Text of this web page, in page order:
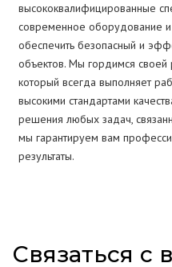
высококвалифицированные
современное оборудование
обеспечить безопасный и
объектов. Мы гордимся своей
который всегда выполняет
высокими стандартами
решения любых задач,
мы гарантируем вам
результаты.
Связаться с